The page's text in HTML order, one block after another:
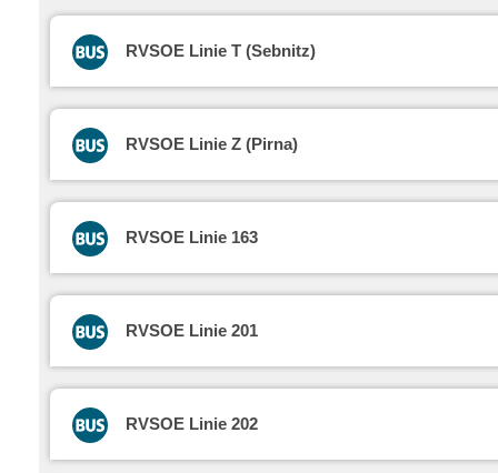
RVSOE Linie T (Sebnitz)
RVSOE Linie Z (Pirna)
RVSOE Linie 163
RVSOE Linie 201
RVSOE Linie 202